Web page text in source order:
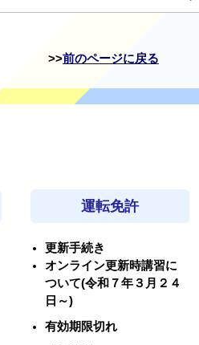
前のページに戻る
運転免許
更新手続き
オンライン更新時講習に
ついて(令和７年３月２４
日～)
有効期限切れ